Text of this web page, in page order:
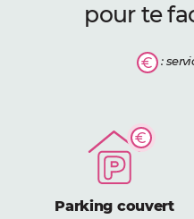
pour te
:
Parking couvert